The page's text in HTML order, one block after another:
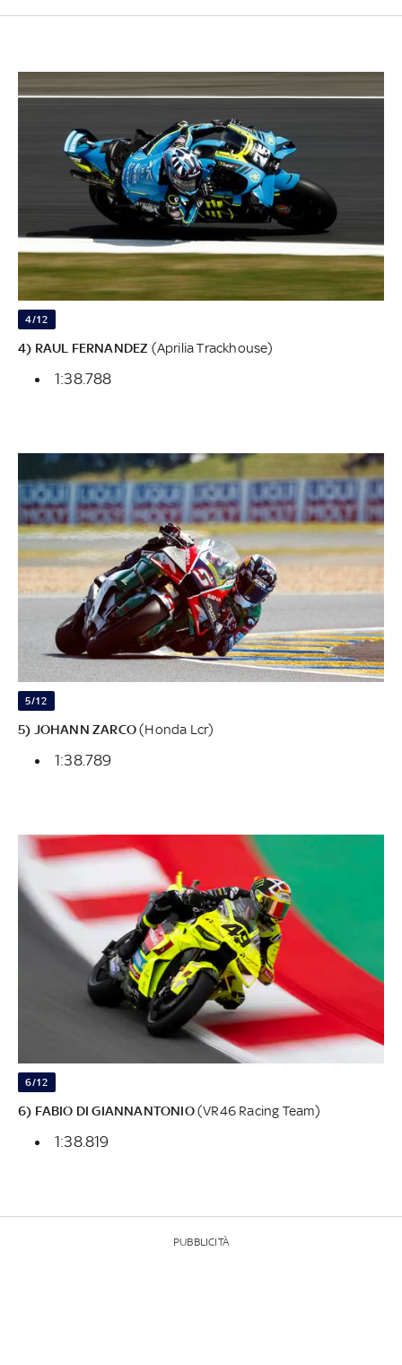
4/12
4) RAUL FERNANDEZ (Aprilia Trackhouse)
1:38.788
5/12
5) JOHANN ZARCO(Honda Lcr)
1:38.789
6/12
6) FABIO DI GIANNANTONIO(VR46 Racing Team)
1:38.819
PUBBLICITÀ